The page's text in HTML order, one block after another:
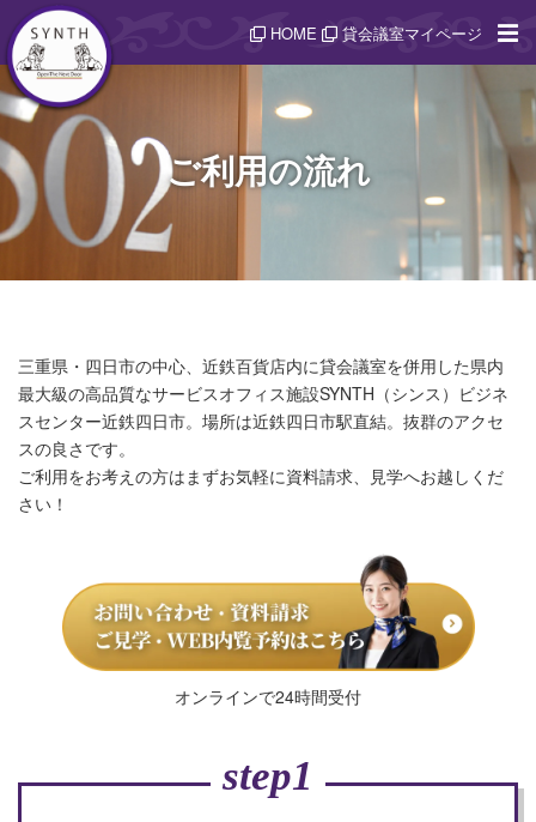
HOME 貸会議室マイページ
ご利用の流れ
三重県・四日市の中心、近鉄百貨店内に貸会議室を併用した県内
最大級の高品質なサービスオフィス施設SYNTH（シンス）ビジネ
スセンター近鉄四日市。場所は近鉄四日市駅直結。抜群のアクセ
スの良さです。
ご利用をお考えの方はまずお気軽に資料請求、見学へお越しくだ
さい！
オンラインで24時間受付
step1